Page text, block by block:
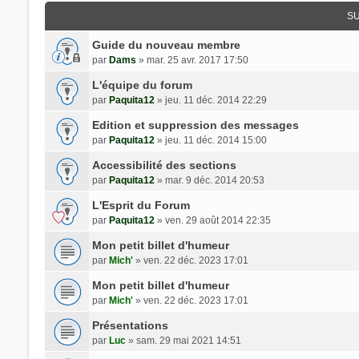
Guide du nouveau membre
par Dams » mar. 25 avr. 2017 17:50
L'équipe du forum
par Paquita12 » jeu. 11 déc. 2014 22:29
Edition et suppression des messages
par Paquita12 » jeu. 11 déc. 2014 15:00
Accessibilité des sections
par Paquita12 » mar. 9 déc. 2014 20:53
L'Esprit du Forum
par Paquita12 » ven. 29 août 2014 22:35
Mon petit billet d'humeur
par Mich'» ven. 22 déc. 2023 17:01
Mon petit billet d'humeur
par Mich'» ven. 22 déc. 2023 17:01
Présentations
par Luc» sam. 29 mai 2021 14:51